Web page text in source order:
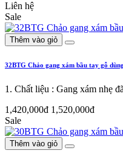
Liên hệ
Sale
Thêm vào giỏ
32BTG Chảo gang xám bầu tay gỗ
1. Chất liệu : Gang xám nhẹ
1,420,000đ 1,520,000đ
Sale
Thêm vào giỏ